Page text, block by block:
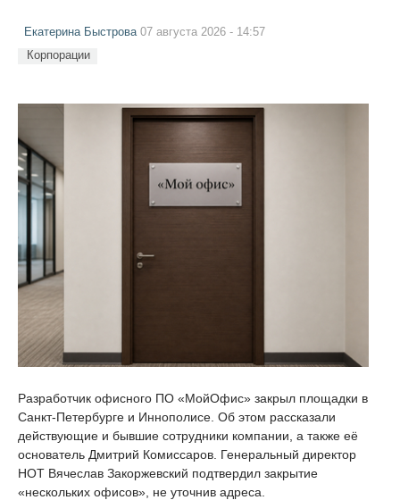
Екатерина Быстрова 07 августа 2026 - 14:57
Корпорации
Разработчик офисного ПО «МойОфис» закрыл площадки в
Санкт-Петербурге и Иннополисе. Об этом рассказали
действующие и бывшие сотрудники компании, а также её
основатель Дмитрий Комиссаров. Генеральный директор
НОТ Вячеслав Закоржевский подтвердил закрытие
«нескольких офисов», не уточнив адреса.